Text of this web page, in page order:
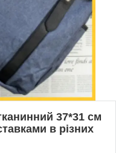
37*31 см
в різних